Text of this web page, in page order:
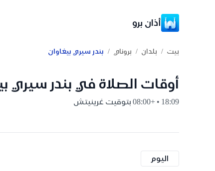
أذان برو
بيت / بلدان / بروناي / بندر سيري بيغاوان
أوقات الصلاة في بندر سيري
18:09 • +08:00 بتوقيت غرينيتش
اليوم